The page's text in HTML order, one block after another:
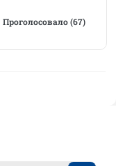
Проголосовало (67)